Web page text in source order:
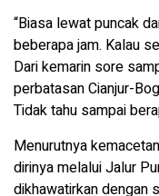
“Biasa lewat puncak
beberapa jam. Kalau
Dari kemarin sore
perbatasan Cianjur-
Tidak tahu sampai
Menurutnya
dirinya melalui Jalur
dikhawatirkan dengan